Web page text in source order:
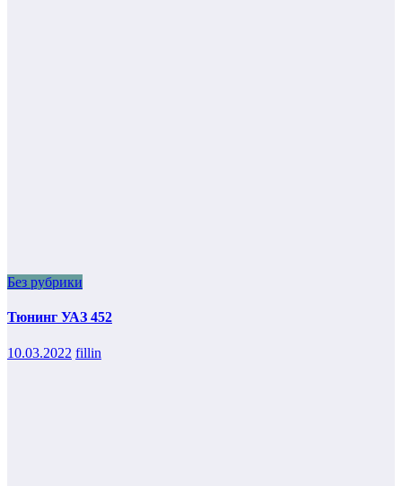
Без рубрики
Тюнинг УАЗ 452
10.03.2022 fillin